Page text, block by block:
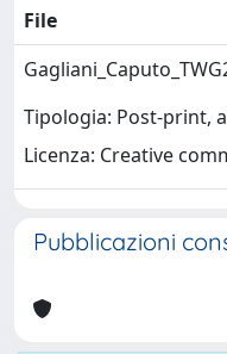
File
Tipologia: Post-print,
Licenza: Creative
Pubblicazioni